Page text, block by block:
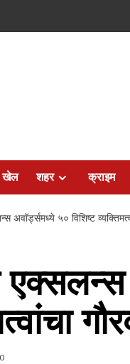
खेल शहर क्राइम
५० विशिष्ट
0